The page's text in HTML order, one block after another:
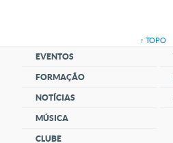
↑ TOPO
EVENTOS
FORMAÇÃO
NOTÍCIAS
MÚSICA
CLUBE